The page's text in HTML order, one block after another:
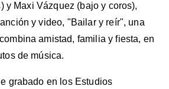
y Maxi Vázquez (bajo y coros),
y video, "Bailar y reír", una
amistad, familia y fiesta, en
de música.
grabado en los Estudios